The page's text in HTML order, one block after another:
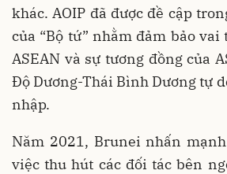
khác. AOIP đã được đề cập
của “Bộ tứ” nhằm đảm bảo
ASEAN và sự tương đồng của
Độ Dương-Thái Bình Dương tự
nhập.
Năm 2021, Brunei nhấn
việc thu hút các đối tác bên